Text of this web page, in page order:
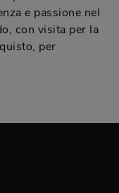
e passione nel
con visita per la
per